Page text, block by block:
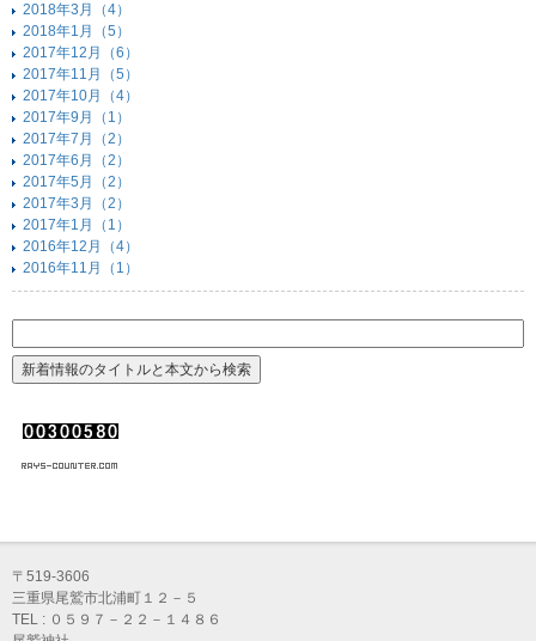
2018年3月（4）
2018年1月（5）
2017年12月（6）
2017年11月（5）
2017年10月（4）
2017年9月（1）
2017年7月（2）
2017年6月（2）
2017年5月（2）
2017年3月（2）
2017年1月（1）
2016年12月（4）
2016年11月（1）
〒519-3606
三重県尾鷲市北浦町１２－５
TEL : ０５９７－２２－１４８６